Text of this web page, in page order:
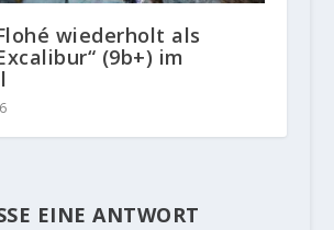
wiederholt als
(9b+) im
EINE ANTWORT